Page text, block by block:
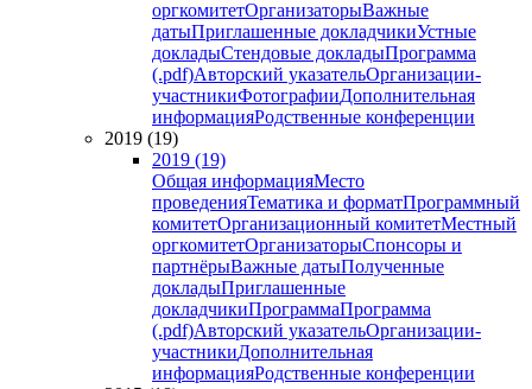
оргкомитетОрганизаторыВажные
датыПриглашенные докладчикиУстные
докладыСтендовые докладыПрограмма
(.pdf)Авторский указательОрганизации-
участникиФотографииДополнительная
информацияРодственные конференции
2019 (19)
2019 (19)
Общая информацияМесто
проведенияТематика и форматПрограммный
комитетОрганизационный комитетМестный
оргкомитетОрганизаторыСпонсоры и
партнёрыВажные датыПолученные
докладыПриглашенные
докладчикиПрограммаПрограмма
(.pdf)Авторский указательОрганизации-
участникиДополнительная
информацияРодственные конференции